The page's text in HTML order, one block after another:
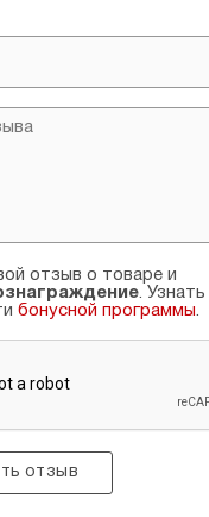
отзыв о товаре и
. Узнать
бонусной программы.
ОТЗЫВ